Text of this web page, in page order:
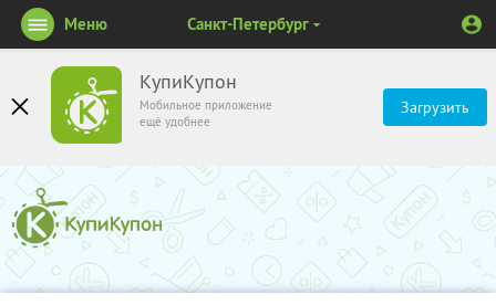
КупиКупон
Мобильное приложение
ещё удобнее
Загрузить
Меню Санкт-Петербург